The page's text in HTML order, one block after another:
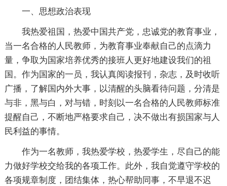
一、思想政治表现
我热爱祖国，热爱中国共产党，忠诚党的教育事业，
当一名合格的人民教师，为教育事业奉献自己的点滴力
量，争取为国家培养优秀的接班人更好地建设我们的祖
国。作为国家的一员，我认真阅读报刊，杂志，及时收听
广播，了解国内外大事，以清醒的头脑看待问题，分清是
与非，黑与白，对与错，时刻以一名合格的人民教师标准
提醒自己，不断地严格要求自己，决不做出有损国家与人
民利益的事情。
作为一名教师，我热爱学校，热爱学生，尽自己的能
力做好学校交给我的各项工作。此外，我自觉遵守学校的
各项规章制度，团结集体，热心帮助同事，不早退不迟